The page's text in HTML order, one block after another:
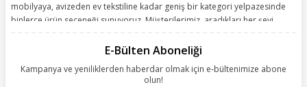
mobilyaya, avizeden ev tekstiline kadar geniş bir kategori yelpazesinde
binlerce ürün seçeneği sunuyoruz. Müşterilerimiz, aradıkları her şeyi
kolay, kusursuz ve keyifli bir alışveriş yolculuğu sunarken deneyiminize
E-Bülten Aboneliği
Kampanya ve yeniliklerden haberdar olmak için e-bültenimize abone
olun!